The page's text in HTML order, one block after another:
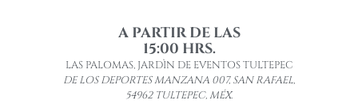
A PARTIR DE LAS
15:00 HRS.
LAS PALOMAS, JARDÌN DE EVENTOS TULTEPEC
DE LOS DEPORTES MANZANA 007, SAN RAFAEL,
54962 TULTEPEC, MÉX.